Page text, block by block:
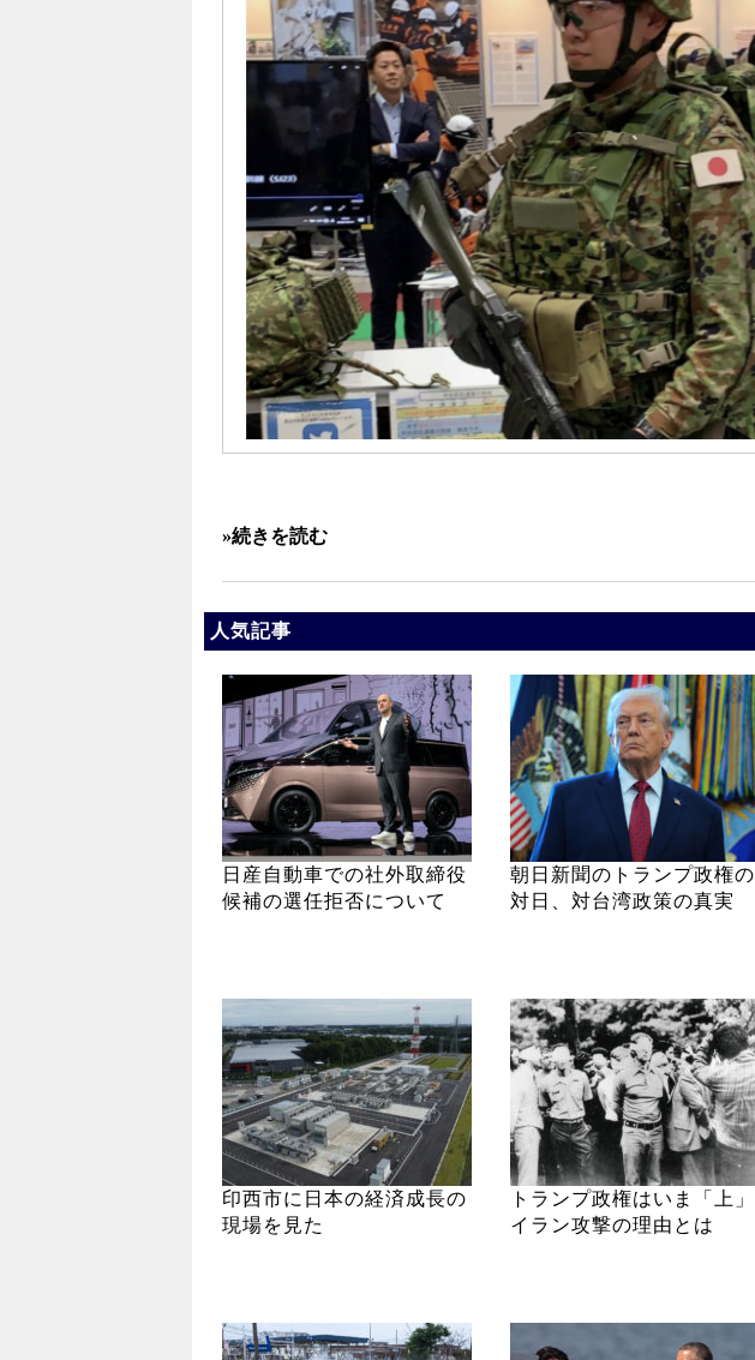
»続きを読む
人気記事
日産自動車での社外取締役
候補の選任拒否について
朝日新聞のトランプ政権の
対日、対台湾政策の真実
印西市に日本の経済成長の
現場を見た
トランプ政権はいま「上」
イラン攻撃の理由とは